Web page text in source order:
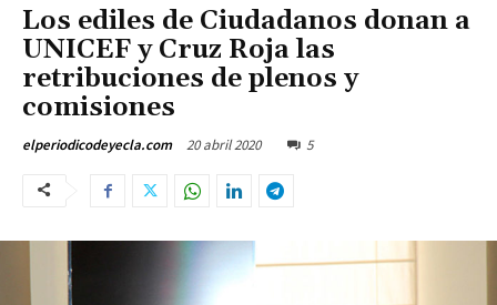
Los ediles de Ciudadanos donan a
UNICEF y Cruz Roja las
retribuciones de plenos y
comisiones
elperiodicodeyecla.com 20 abril 2020 5